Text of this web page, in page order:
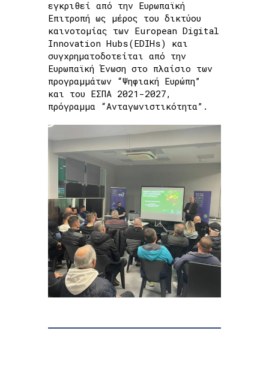
εγκριθεί από την Ευρωπαϊκή
Επιτροπή ως μέρος του δικτύου
καινοτομίας των European Digital
Innovation Hubs(EDIHs) και
συγχρηματοδοτείται από την
Ευρωπαϊκή Ένωση στο πλαίσιο των
προγραμμάτων “Ψηφιακή Ευρώπη”
και του ΕΣΠΑ 2021-2027,
πρόγραμμα “Ανταγωνιστικότητα”.